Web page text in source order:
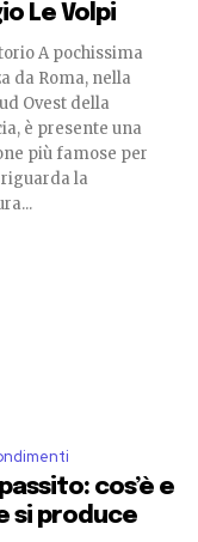
Le Volpi
A pochissima
da Roma, nella
Ovest della
è presente una
più famose per
la
cos’è e
si produce